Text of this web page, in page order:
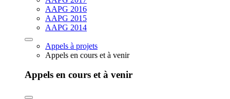
AAPG 2016
AAPG 2015
AAPG 2014
Appels à projets
Appels en cours et à venir
Appels en cours et à venir